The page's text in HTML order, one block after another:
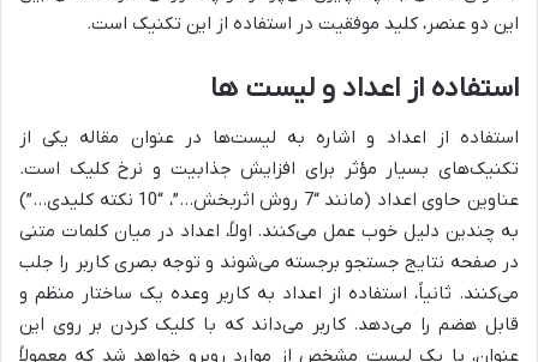
این دو عنصر، کلید موفقیت در استفاده از این تکنیک است.
استفاده از اعداد و لیست ها
استفاده از اعداد و اشاره به لیست‌ها در عنوان مقاله یکی از
تکنیک‌های بسیار مؤثر برای افزایش جذابیت و نرخ کلیک است.
عناوین حاوی اعداد (مانند “7 روش اثربخش…”، “10 نکته کلیدی…”)
به چندین دلیل خوب عمل می‌کنند. اولاً، اعداد در میان کلمات متنی
در صفحه نتایج جستجو برجسته می‌شوند و توجه بصری کاربر را جلب
می‌کنند. ثانیاً، استفاده از اعداد به کاربر وعده یک ساختار منظم و
قابل هضم را می‌دهد. کاربر می‌داند که با کلیک کردن بر روی این
عنوان، با یک لیست مشخص از موارد روبرو خواهد شد که معمولاً